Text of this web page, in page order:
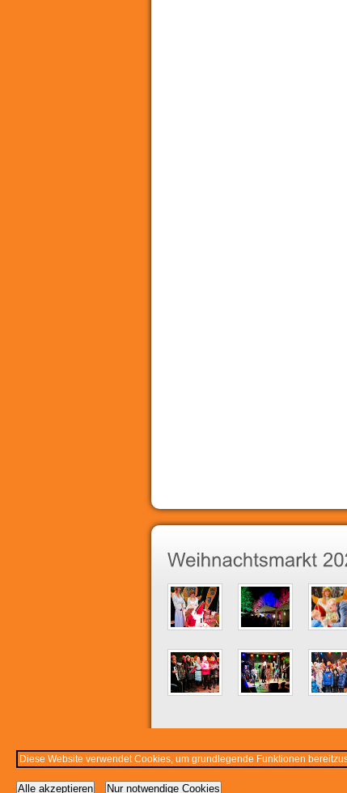
Diese Website verwendet Cookies, um grundlegende Funktionen
Alle akzeptieren Nur notwendige Cookies
Cookie-Einstellungen ändern
©2011-2026